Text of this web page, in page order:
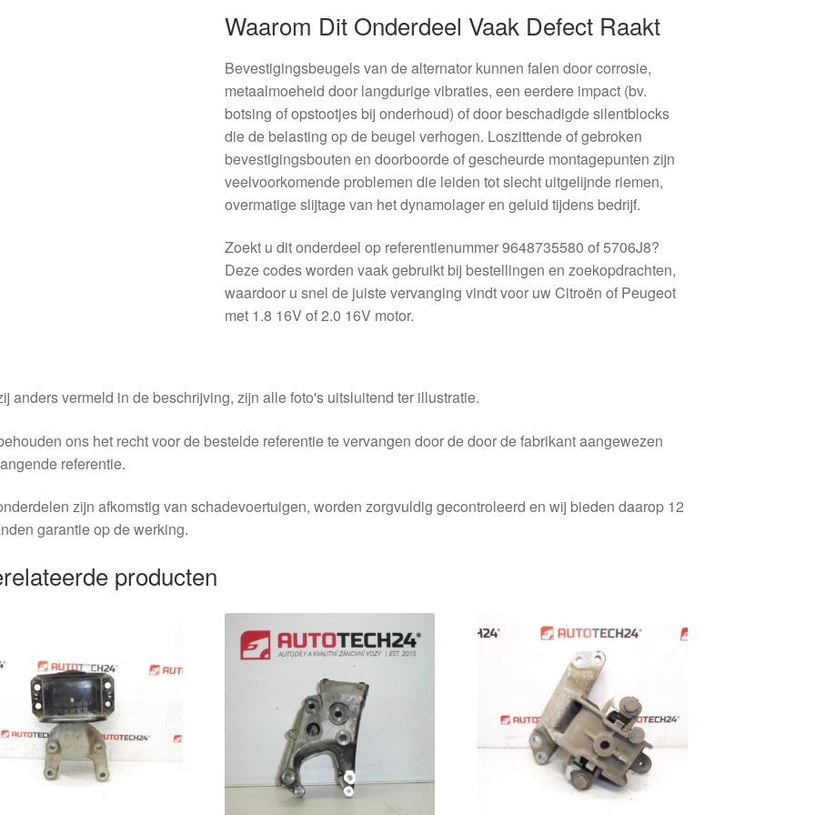
Waarom Dit Onderdeel Vaak Defect Raakt
Bevestigingsbeugels van de alternator kunnen falen door corrosie,
metaalmoeheid door langdurige vibraties, een eerdere impact (bv.
botsing of opstootjes bij onderhoud) of door beschadigde silentblocks
die de belasting op de beugel verhogen. Loszittende of gebroken
bevestigingsbouten en doorboorde of gescheurde montagepunten zijn
veelvoorkomende problemen die leiden tot slecht uitgelijnde riemen,
overmatige slijtage van het dynamolager en geluid tijdens bedrijf.
Zoekt u dit onderdeel op referentienummer 9648735580 of 5706J8?
Deze codes worden vaak gebruikt bij bestellingen en zoekopdrachten,
waardoor u snel de juiste vervanging vindt voor uw Citroën of Peugeot
met 1.8 16V of 2.0 16V motor.
anders vermeld in de beschrijving, zijn alle foto's uitsluitend ter illustratie.
ons het recht voor de bestelde referentie te vervangen door de door de fabrikant aangewezen
referentie.
zijn afkomstig van schadevoertuigen, worden zorgvuldig gecontroleerd en wij bieden daarop 12
garantie op de werking.
producten